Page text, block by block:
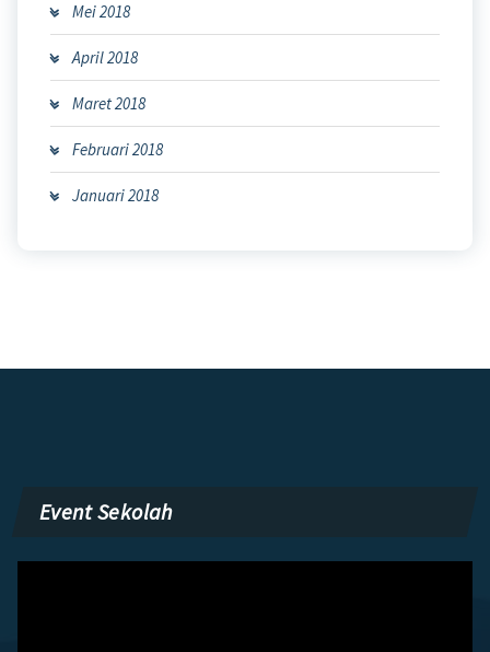
Mei 2018
April 2018
Maret 2018
Februari 2018
Januari 2018
Event Sekolah